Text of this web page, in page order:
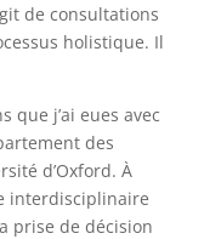
de consultations
holistique. Il
que j’ai eues avec
des
d’Oxford. À
interdisciplinaire
prise de décision